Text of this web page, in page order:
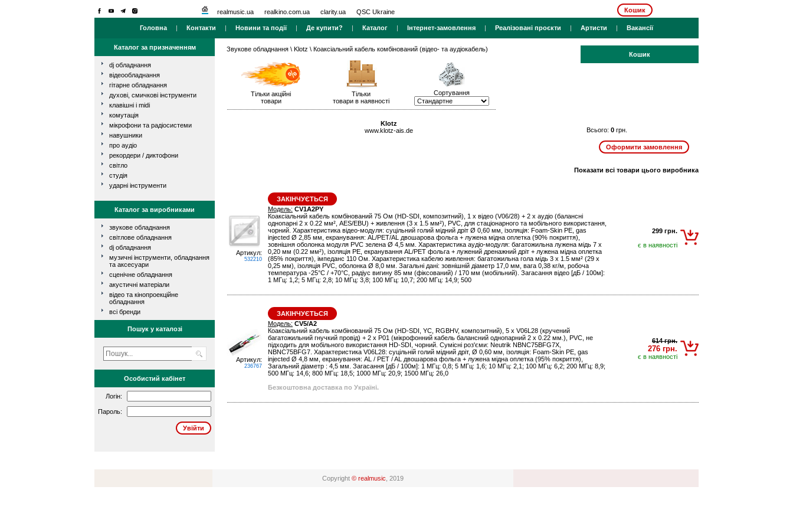
realmusic.ua realkino.com.ua clarity.ua QSC Ukraine Кошик
Головна | Контакти | Новини та події| Де купити? | Каталог | Інтернет-замовлення | Реалізовані проєкти | Артисти | Вакансії
Каталог за призначенням
dj обладнання
відеообладнання
гітарне обладнання
духові, смичкові інструменти
клавішні і midi
комутація
мікрофони та радіосистеми
навушники
про аудіо
рекордери / диктофони
світло
студія
ударні інструменти
Каталог за виробниками
звукове обладнання
світлове обладнання
dj обладнання
музичні інструменти, обладнання
та аксесуари
сценічне обладнання
акустичні матеріали
відео та кінопроекційне
обладнання
всі бренди
Пошук у каталозі
Особистий кабінет
Логін:
Пароль:
Звукове обладнання \ Klotz \ Коаксіальний кабель комбінований (відео- та аудіокабель)
Тільки акційні
товари
Тільки
товари в наявності
Сортування
Klotz
www.klotz-ais.de
Кошик
Всього: 0 грн.
Показати всі товари цього виробника
Артикул:
532210
ЗАКІНЧУЄТЬСЯ
Модель: CV1A2PY
Коаксіальний кабель комбінований 75 Ом (HD-SDI, композитний), 1 x відео (V06/28) + 2 х аудіо (балансні
однопарні 2 x 0.22 мм², AES/EBU) + живлення (3 х 1.5 мм²), PVC, для стаціонарного та мобільного використання,
чорний. Характеристика відео-модуля: суцільний голий мідний дріт Ø 0,60 мм, ізоляція: Foam-Skin PE, gas
injected Ø 2,85 мм, екранування: AL/PET/AL двошарова фольга + лужена мідна оплетка (90% покриття),
зовнішня оболонка модуля PVC зелена Ø 4,5 мм. Характеристика аудіо-модуля: багатожильна лужена мідь 7 х
0,20 мм (0.22 мм²), ізоляція PE, екранування AL/PET фольга + лужений дренажний дріт + лужена мідна оплетка
(85% покриття), імпеданс 110 Ом. Характеристика кабелю живлення: багатожильна гола мідь 3 х 1.5 мм² (29 х
0,25 мм), ізоляція PVC, оболонка Ø 8,0 мм. Загальні дані: зовнішній діаметр 17,0 мм, вага 0,38 кг/м, робоча
температура -25°C / +70°C, радіус вигину 85 мм (фіксований) / 170 мм (мобільний). Загасання відео [дБ / 100м]:
1 МГц: 1,2; 5 МГц: 2,8; 10 МГц: 3,8; 100 МГц: 10,7; 200 МГц: 14,9; 500
299 грн.
є в наявності
Артикул:
236767
ЗАКІНЧУЄТЬСЯ
Модель: CV5/A2
Коаксіальний кабель комбінований 75 Ом (HD-SDI, YC, RGBHV, композитний), 5 x V06L28 (кручений
багатожильний гнучкий провід) + 2 х P01 (мікрофонний кабель балансний однопарний 2 x 0.22 мм.), PVC, не
підходить для мобільного використання HD-SDI, чорний. Сумісні роз'єми: Neutrik NBNC75BFG7X,
NBNC75BFG7. Характеристика V06L28: суцільній голий мідний дріт, Ø 0,60 мм, ізоляція: Foam-Skin PE, gas
injected Ø 4,8 мм, екранування: AL / PET / AL двошарова фольга + лужена мідна оплетка (95% покриття),
Загальний діаметр : 4,5 мм. Загасання [дБ / 100м]: 1 МГц: 0,8; 5 МГц: 1,6; 10 МГц: 2,1; 100 МГц: 6,2; 200 МГц: 8,9;
500 МГц: 14,6; 800 МГц: 18,5; 1000 МГц: 20,9; 1500 МГц: 26,0
Безкоштовна доставка по Україні.
614 грн.
276 грн.
є в наявності
Copyright © realmusic , 2019